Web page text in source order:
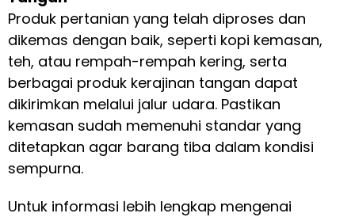
Produk pertanian yang telah diproses dan
dikemas dengan baik, seperti kopi kemasan,
teh, atau rempah-rempah kering, serta
berbagai produk kerajinan tangan dapat
dikirimkan melalui jalur udara. Pastikan
kemasan sudah memenuhi standar yang
ditetapkan agar barang tiba dalam kondisi
sempurna.
Untuk informasi lebih lengkap mengenai